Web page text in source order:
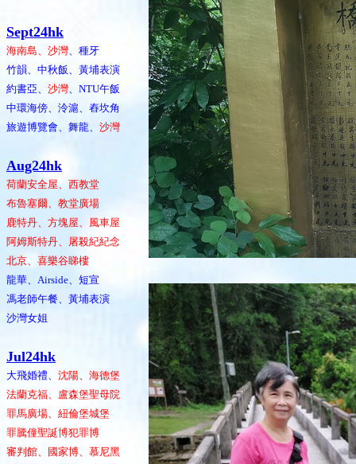
Sept24hk
海南島、沙灣、種牙
竹韻、中秋飯、黃埔表演
約書亞、 沙灣、NTU午飯
中環海傍、泠滬、舂坎角
旅遊博覽會、舞龍、 沙灣
Aug24hk
荷蘭安全屋、西教堂
布魯塞爾、教堂廣場
鹿特丹、方塊屋、風車屋
阿姆斯特丹、屠殺紀紀念
北京、喜樂谷睇樓
龍華、Airside、短宣
馮老師午餐、黃埔表演
沙灣女姐
Jul24hk
大飛婚禮、 沈陽、海德堡
法蘭克福、盧森堡聖母院
罪馬廣場、紐倫堡城堡
罪騰僮聖誕博犯罪博
審判館、國家博、慕尼黑